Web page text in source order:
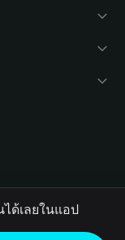
ด้เลยในแอป